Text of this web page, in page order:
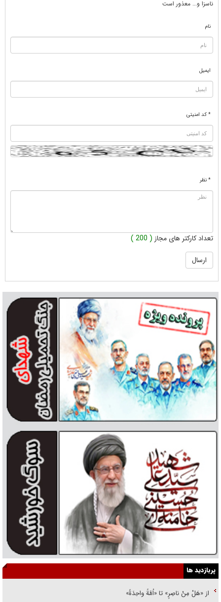
ناسزا و... معذور است
نام
ایمیل
* کد امنیتی
* نظر
تعداد کارکتر های مجاز ( 200 )
پربازدید ها
از «هَلْ مِنْ ناصِرٍ» تا «اُمَّةً واحِدَةً»